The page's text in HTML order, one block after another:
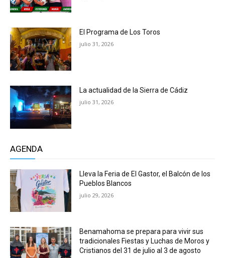
El Programa de Los Toros
julio 31, 2026
La actualidad de la Sierra de Cádiz
julio 31, 2026
AGENDA
Lleva la Feria de El Gastor, el Balcón de los
Pueblos Blancos
julio 29, 2026
Benamahoma se prepara para vivir sus
tradicionales Fiestas y Luchas de Moros y
Cristianos del 31 de julio al 3 de agosto